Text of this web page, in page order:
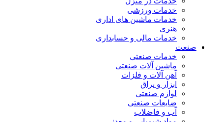
خدمات ورزشی
خدمات ماشین های اداری
هنری
خدمات مالی و حسابداری
صنعت
خدمات صنعتی
ماشین آلات صنعتی
آهن آلات و فلزات
ابزار و یراق
لوازم صنعتی
ضایعات صنعتی
آب و فاضلاب